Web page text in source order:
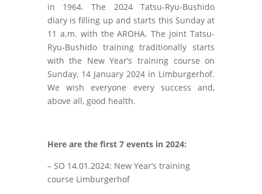
in 1964. The 2024 Tatsu-Ryu-Bushido
diary is filling up and starts this Sunday at
11 a.m. with the AROHA. The joint Tatsu-
Ryu-Bushido training traditionally starts
with the New Year’s training course on
Sunday, 14 January 2024 in Limburgerhof.
We wish everyone every success and,
above all, good health.
Here are the first 7 events in 2024:
– SO 14.01.2024: New Year’s training
course Limburgerhof